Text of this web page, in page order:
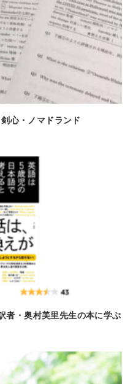
心・ノマドランド
者・奥村美里先生の本に学ぶ